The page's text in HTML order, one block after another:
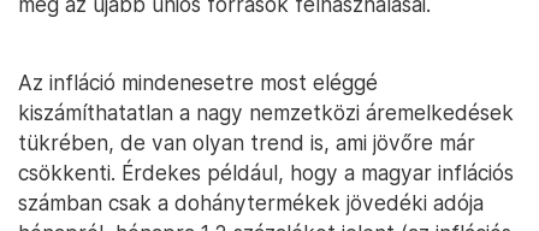
Az infláció mindenesetre most eléggé
kiszámíthatatlan a nagy nemzetközi áremelkedések
tükrében, de van olyan trend is, ami jövőre már
csökkenti. Érdekes például, hogy a magyar inflációs
számban csak a dohánytermékek jövedéki adója